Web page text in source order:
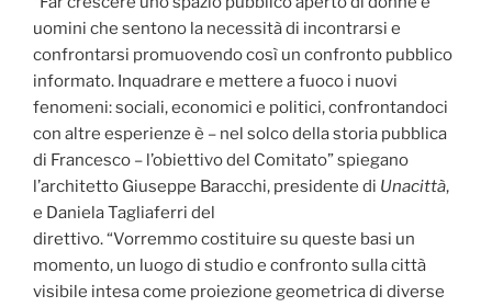
uomini che sentono la necessità di incontrarsi e
confrontarsi promuovendo così un confronto pubblico
informato. Inquadrare e mettere a fuoco i nuovi
fenomeni: sociali, economici e politici, confrontandoci
con altre esperienze è – nel solco della storia pubblica
di Francesco – l’obiettivo del Comitato” spiegano
l’architetto Giuseppe Baracchi, presidente di Unacittà,
e Daniela Tagliaferri del
direttivo. “Vorremmo costituire su queste basi un
momento, un luogo di studio e confronto sulla città
visibile intesa come proiezione geometrica di diverse